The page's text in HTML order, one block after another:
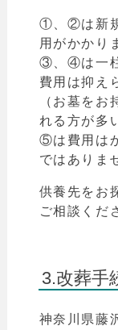
①、②は新
用がかかり
③、④は一
費用は抑え
（ お墓をお
れる方が多
⑤は費用は
ではありま
供養先をお
ご相談くだ
3.改葬手
神奈川県藤